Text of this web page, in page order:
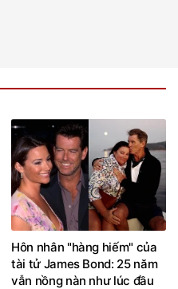
Hôn nhân "hàng hiếm" của
tài tử James Bond: 25 năm
vẫn nồng nàn như lúc đầu